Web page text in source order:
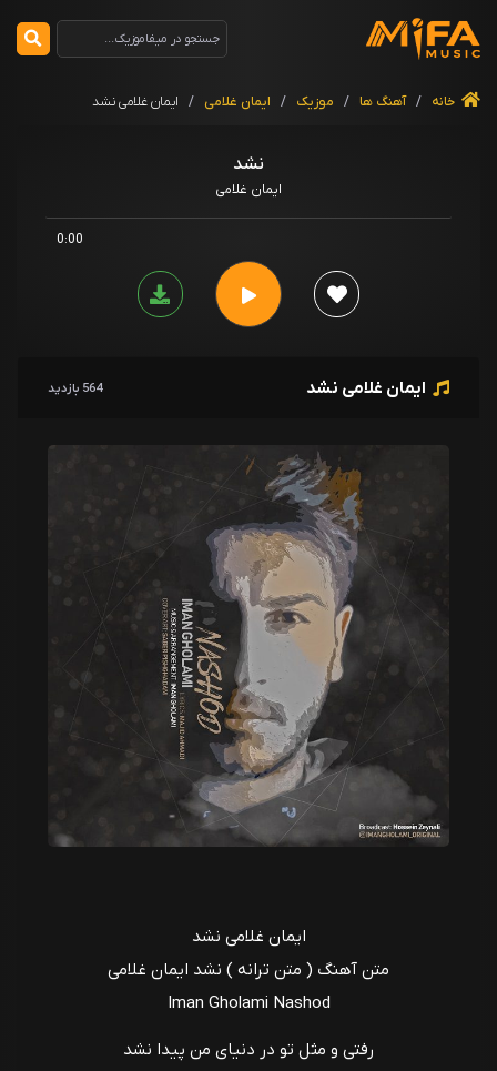
خانه / آهنگ ها / موزیک / ایمان غلامی / ایمان غلامی نشد
نشد
ایمان غلامی
0:00
ایمان غلامی نشد 564 بازدید
ایمان غلامی نشد
متن آهنگ ( متن ترانه ) نشد ایمان غلامی
Iman Gholami Nashod
رفتی و مثل تو در دنیای من پیدا نشد